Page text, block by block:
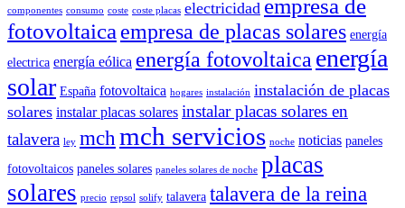
componentes consumo coste coste placas electricidad empresa de
fotovoltaica empresa de placas solares energía
electrica energía eólica energía fotovoltaica energía
solar España fotovoltaica hogares instalación instalación de placas
solares instalar placas solares instalar placas solares en
talavera ley mch mch servicios noche noticias paneles
fotovoltaicos paneles solares paneles solares de noche placas
solares precio repsol solify talavera talavera de la reina